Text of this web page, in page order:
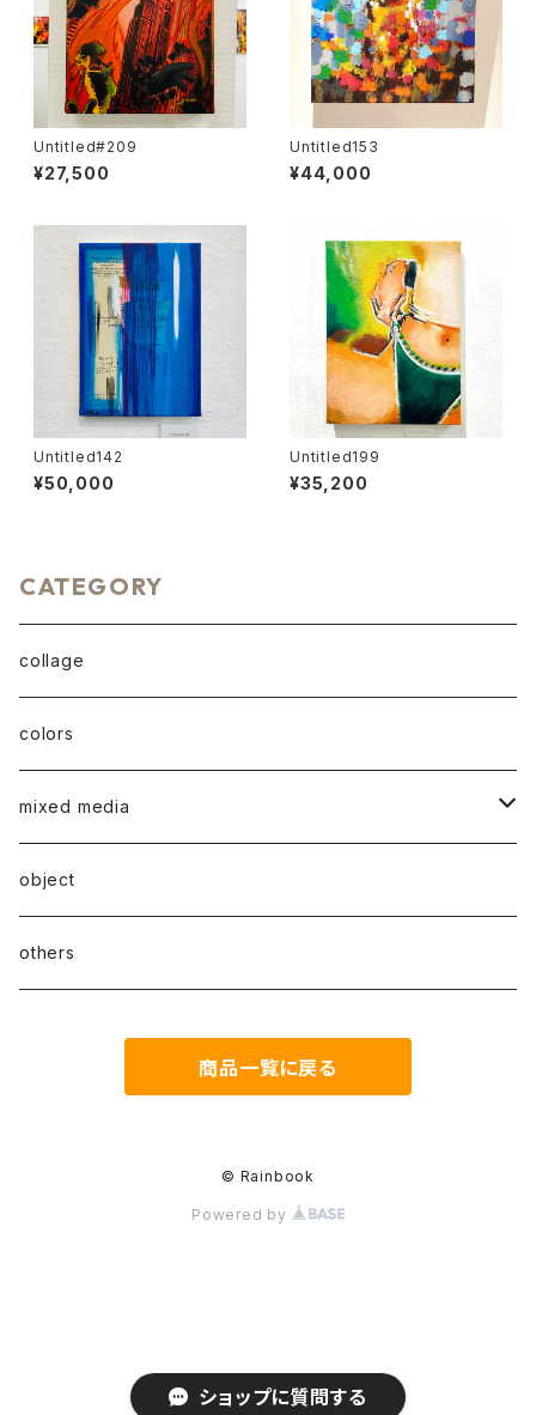
ショップに質問する
Untitled#209
¥27,500
Untitled153
¥44,000
Untitled142
¥50,000
Untitled199
¥35,200
CATEGORY
collage
colors
mixed media
A series
B series
object
others
商品一覧に戻る
© Rainbook
Powered by